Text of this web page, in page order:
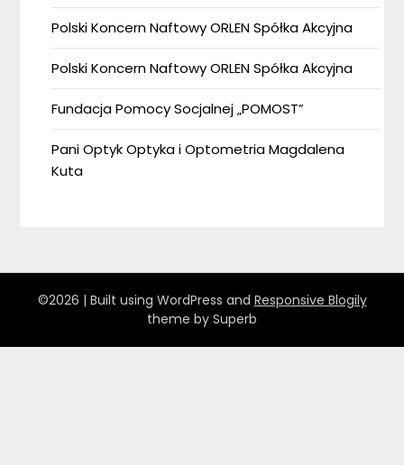
Polski Koncern Naftowy ORLEN Spółka Akcyjna
Polski Koncern Naftowy ORLEN Spółka Akcyjna
Fundacja Pomocy Socjalnej „POMOST”
Pani Optyk Optyka i Optometria Magdalena
Kuta
©2026 | Built using WordPress and Responsive Blogily
theme by Superb